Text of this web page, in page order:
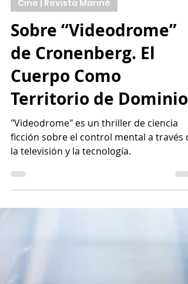
11 sept 2025 7 min de lectura
Cine | Revista Mariné
Sobre “Videodrome”
de Cronenberg. El
Cuerpo Como
Territorio de Dominio
"Videodrome" es un thriller de ciencia
ficción sobre el control mental a través
la televisión y la tecnología.